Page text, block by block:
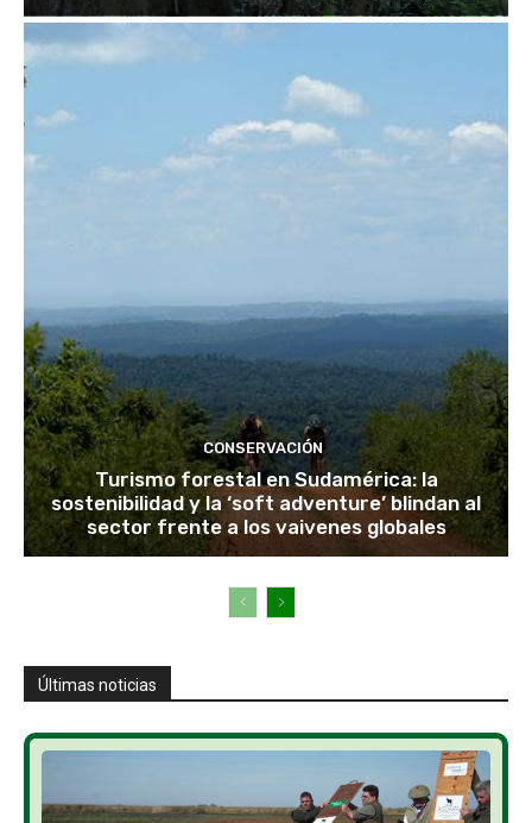
CONSERVACIÓN
Turismo forestal en Sudamérica: la
sostenibilidad y la ‘soft adventure’ blindan al
sector frente a los vaivenes globales
Últimas noticias